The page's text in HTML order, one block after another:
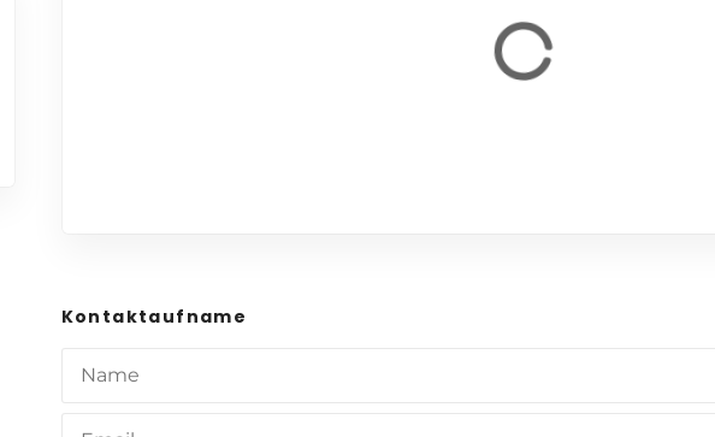
Kontaktaufname